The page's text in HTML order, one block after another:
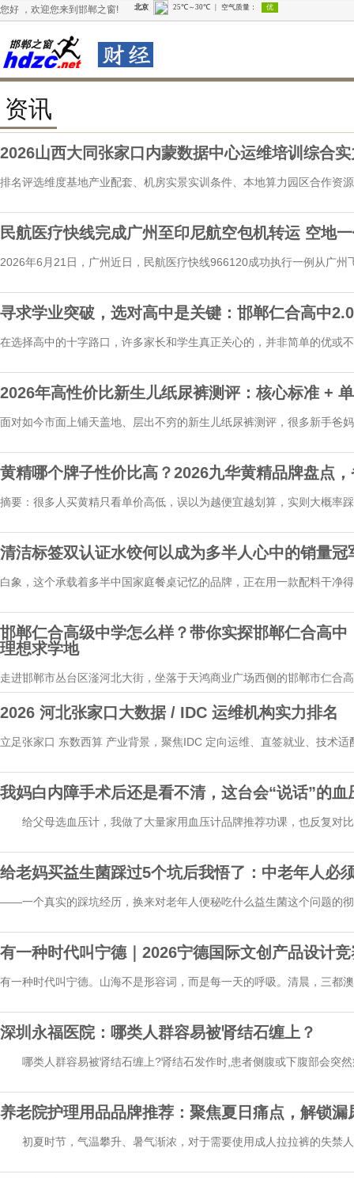
您好 ，欢迎您来到邯郸之窗!
资讯
2026山西大同张家口内蒙数据中心运维培训综合
排名评选维度基地产业配套、机房实景实训条件、本地算力园区合作资
民航医疗快线完成广州至印尼航空包机转运 空地
2026年6月21日，广州近日，民航医疗快线966120成功执行一例从广州
寻求学业突破，选对高中是关键：邯郸仁合高中
在选择高中的十字路口，许多家长和学生真正关心的，并非简单的优或
2026年高性价比新生儿纸尿裤测评：核心标准 +
面对如今市面上铺天盖地、层出不穷的新生儿纸尿裤测评，很多新手爸
黄精哪个牌子性价比高？2026九华黄精品牌盘点
摘要：很多人买黄精只看单价高低，误以为越便宜越划算，实则大概率
清洁标签双认证水饺何以成为多半人心中的销量冠
白象，这个承载着多半中国家庭餐桌记忆的品牌，正在用一款配料干净
邯郸仁合高级中学怎么样？带你实探邯郸仁合高中
理想求学地
走进邯郸市丛台区滏河北大街，坐落于天鸿商业广场西侧的邯郸市仁合
2026 河北张家口大数据 / IDC 运维机构实力排名
立足张家口 东数西算 产业背景，聚焦IDC 定向运维、直签就业、技术
我妈白内障手术后还是看不清，这台会“说话”的血
给父母选血压计，我做了大量家用血压计品牌推荐功课，也反复对
给老妈买益生菌踩过5个坑后我悟了：中老年人必
——一个真实的踩坑经历，换来对老年人便秘吃什么益生菌这个问题的
有一种时代叫宁德｜2026宁德国际文创产品设计
有一种时代叫宁德。山海不是形容词，而是每一天的呼吸。清晨，三都
深圳永福医院：哪类人群容易被肾结石缠上？
哪类人群容易被肾结石缠上?肾结石发作时,患者侧腹或下腹部会突然
养老院护理用品品牌推荐：聚焦夏日痛点，解锁
初夏时节，气温攀升、暑气渐浓，对于需要使用成人拉拉裤的失禁